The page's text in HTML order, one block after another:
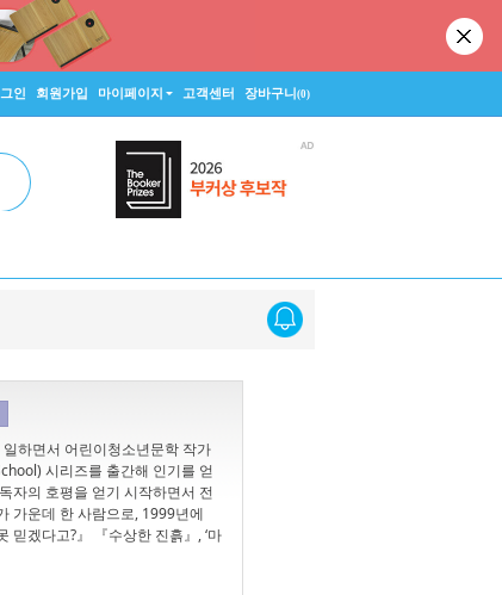
인 회원가입 마이페이지 고객센터 장바구니(0)
하면서 어린이청소년문학 작가
시리즈를 출간해 인기를 얻
자의 호평을 얻기 시작하면서 전
가운데 한 사람으로, 1999년에
믿겠다고?』 『수상한 진흙』, ‘마